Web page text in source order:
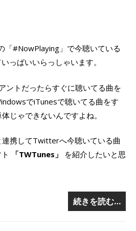
#NowPlaying」で今聴いている
っぱいいらっしゃいます。
ントだったらすぐに聴いてる曲を
でiTunesで聴いてる曲をす
じゃできないんですよね。
携してTwitterへ今聴いている曲
「TWTunes」
を紹介したいと思
続きを読む…